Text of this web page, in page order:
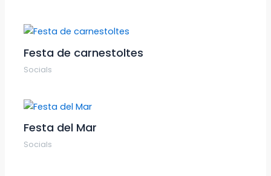
Festa de carnestoltes
Socials
Festa del Mar
Socials